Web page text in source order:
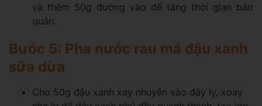
và thêm 50g đường vào để tăng thời gian bảo
quản.
Bước 5: Pha nước rau má đậu xanh
sữa dừa
Cho 50g đậu xanh xay nhuyễn vào đáy ly, xoay